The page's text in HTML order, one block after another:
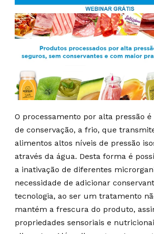
O processamento por alta pressão
de conservação, a frio, que
alimentos altos níveis de pressão
através da água. Desta forma é
a inativação de diferentes
necessidade de adicionar
tecnologia, ao ser um tratamento
mantém a frescura do produto,
propriedades sensoriais e